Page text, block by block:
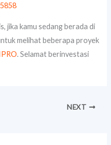
jika kamu sedang berada di
melihat beberapa proyek
. Selamat berinvestasi
NEXT